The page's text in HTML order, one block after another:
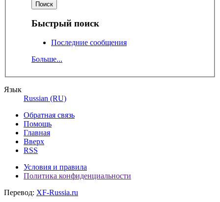
Быстрый поиск
Последние сообщения
Больше...
Язык
Russian (RU)
Обратная связь
Помощь
Главная
Вверх
RSS
Условия и правила
Политика конфиденциальности
Перевод: XF-Russia.ru